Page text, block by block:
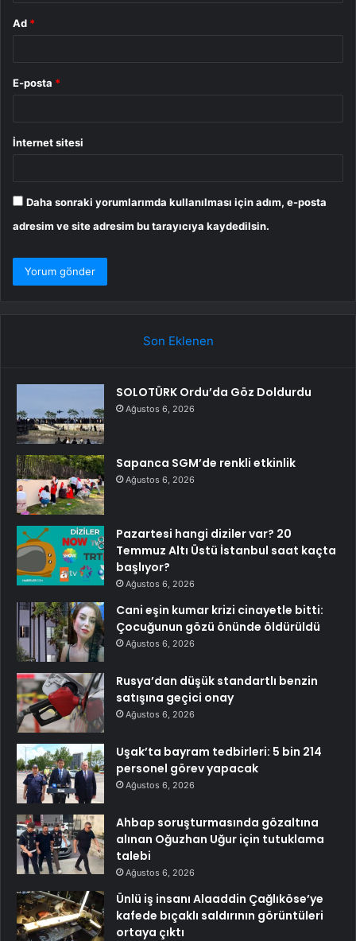
Ad *
E-posta *
İnternet sitesi
Daha sonraki yorumlarımda kullanılması için adım, e-posta
adresim ve site adresim bu tarayıcıya kaydedilsin.
Son Eklenen
SOLOTÜRK Ordu’da Göz Doldurdu
Ağustos 6, 2026
Sapanca SGM’de renkli etkinlik
Ağustos 6, 2026
Pazartesi hangi diziler var? 20
Temmuz Altı Üstü İstanbul saat kaçta
başlıyor?
Ağustos 6, 2026
Cani eşin kumar krizi cinayetle bitti:
Çocuğunun gözü önünde öldürüldü
Ağustos 6, 2026
Rusya’dan düşük standartlı benzin
satışına geçici onay
Ağustos 6, 2026
Uşak’ta bayram tedbirleri: 5 bin 214
personel görev yapacak
Ağustos 6, 2026
Ahbap soruşturmasında gözaltına
alınan Oğuzhan Uğur için tutuklama
talebi
Ağustos 6, 2026
Ünlü iş insanı Alaaddin Çağlıköse’ye
kafede bıçaklı saldırının görüntüleri
ortaya çıktı